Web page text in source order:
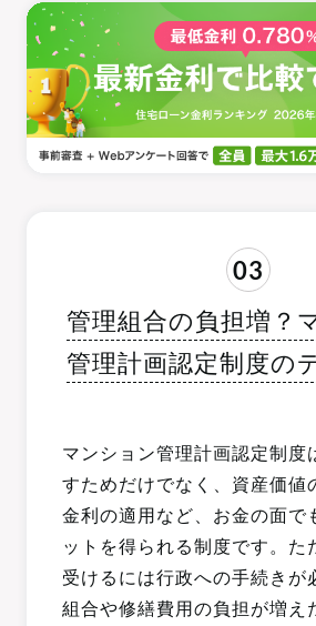
03
管理組合の負担増？
管理計画認定制度の
マンション管理計画認定制度
すためだけでなく、資産価値
金利の適用など、お金の面で
ットを得られる制度です。た
受けるには行政への手続きが
組合や修繕費用の負担が増え